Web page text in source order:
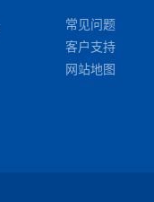
常见问题
客户支持
网站地图